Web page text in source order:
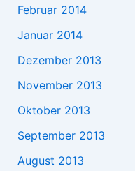
Februar 2014
Januar 2014
Dezember 2013
November 2013
Oktober 2013
September 2013
August 2013